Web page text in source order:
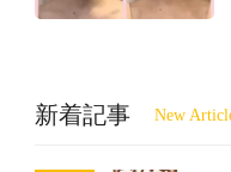
新着記事